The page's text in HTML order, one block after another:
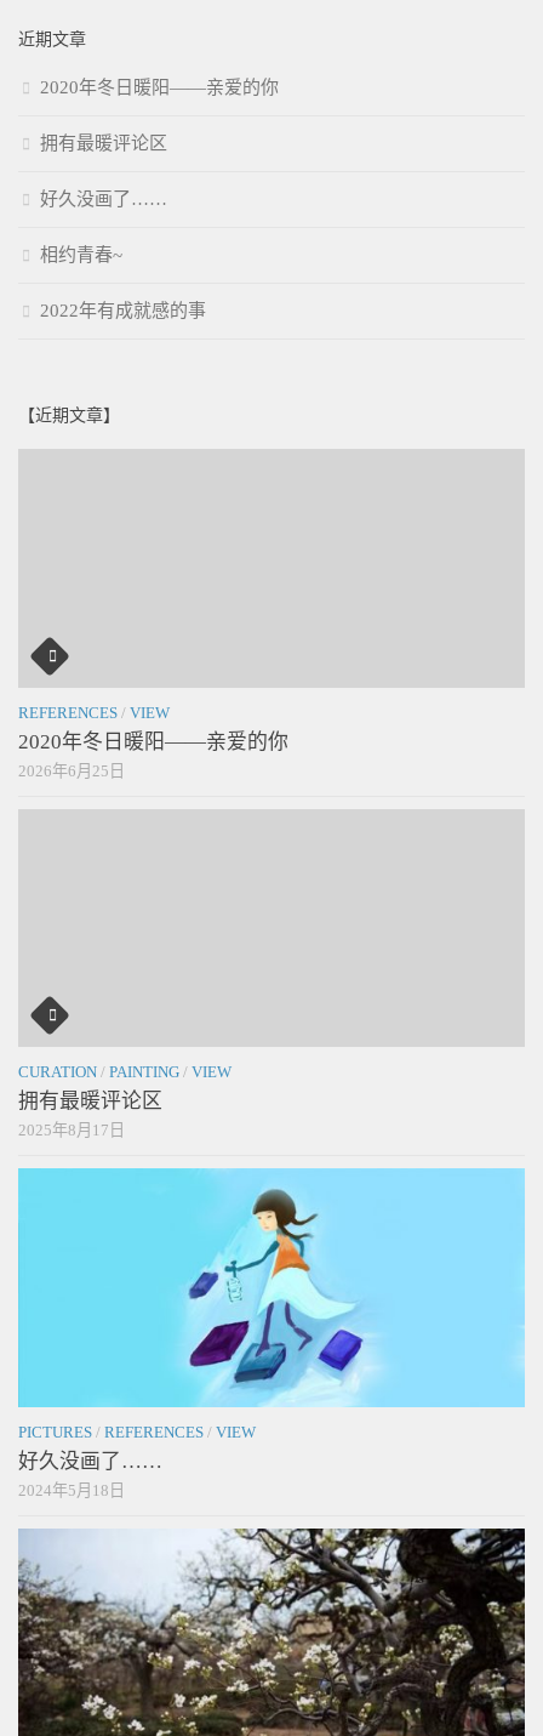
近期文章
2020年冬日暖阳——亲爱的你
拥有最暖评论区
好久没画了……
相约青春~
2022年有成就感的事
【近期文章】
REFERENCES / VIEW
2020年冬日暖阳——亲爱的你
2026年6月25日
CURATION / PAINTING / VIEW
拥有最暖评论区
2025年8月17日
PICTURES / REFERENCES / VIEW
好久没画了……
2024年5月18日